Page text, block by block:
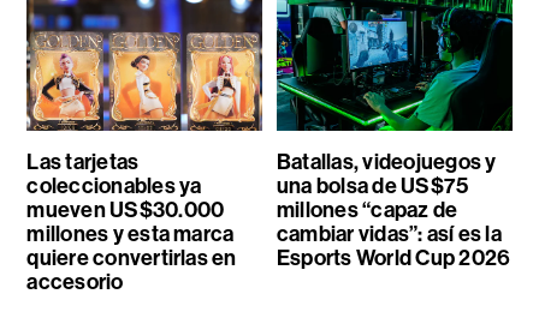
Las tarjetas
coleccionables ya
mueven US$30.000
millones y esta marca
quiere convertirlas en
accesorio
Batallas, videojuegos y
una bolsa de US$75
millones “capaz de
cambiar vidas”: así es la
Esports World Cup 2026